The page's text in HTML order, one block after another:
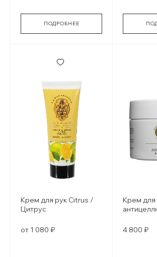
ПОДРОБНЕЕ
Крем для рук Citrus /
Цитрус
от 1 080 ₽
Крем для
4 800 ₽